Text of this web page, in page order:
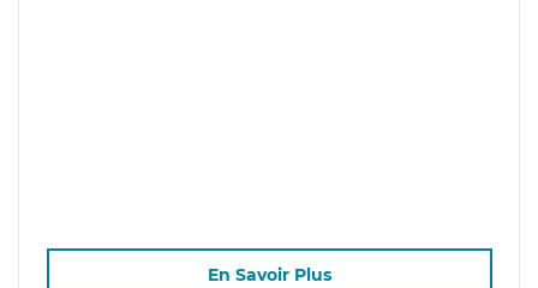
En Savoir Plus